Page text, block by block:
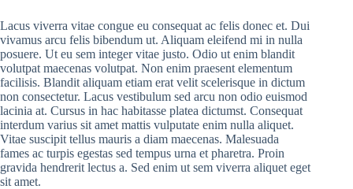
Lacus viverra vitae congue eu consequat ac felis donec et. Dui
vivamus arcu felis bibendum ut. Aliquam eleifend mi in nulla
posuere. Ut eu sem integer vitae justo. Odio ut enim blandit
volutpat maecenas volutpat. Non enim praesent elementum
facilisis. Blandit aliquam etiam erat velit scelerisque in dictum
non consectetur. Lacus vestibulum sed arcu non odio euismod
lacinia at. Cursus in hac habitasse platea dictumst. Consequat
interdum varius sit amet mattis vulputate enim nulla aliquet.
Vitae suscipit tellus mauris a diam maecenas. Malesuada
fames ac turpis egestas sed tempus urna et pharetra. Proin
gravida hendrerit lectus a. Sed enim ut sem viverra aliquet eget
sit amet.